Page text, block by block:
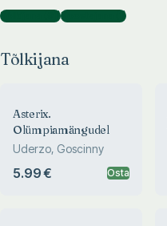
Tõlkijana )Koostajana )
Tõlkijana
Asterix.
Olümpiamängudel
Uderzo, Goscinny
5.99 € Osta